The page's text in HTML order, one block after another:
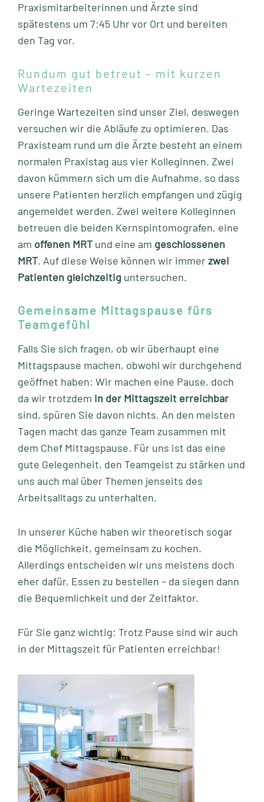
Praxismitarbeiterinnen und Ärzte sind
spätestens um 7:45 Uhr vor Ort und bereiten
den Tag vor.
Rundum gut betreut – mit kurzen
Wartezeiten
Geringe Wartezeiten sind unser Ziel, deswegen
versuchen wir die Abläufe zu optimieren. Das
Praxisteam rund um die Ärzte besteht an einem
normalen Praxistag aus vier Kolleginnen. Zwei
davon kümmern sich um die Aufnahme, so dass
unsere Patienten herzlich empfangen und zügig
angemeldet werden. Zwei weitere Kolleginnen
betreuen die beiden Kernspintomografen, eine
am offenen MRTund eine am geschlossenen
MRT. Auf diese Weise können wir immerzwei
Patienten gleichzeitig untersuchen.
Gemeinsame Mittagspause fürs
Teamgefühl
Falls Sie sich fragen, ob wir überhaupt eine
Mittagspause machen, obwohl wir durchgehend
geöffnet haben: Wir machen eine Pause, doch
da wir trotzdem in der Mittagszeit erreichbar
sind, spüren Sie davon nichts. An den meisten
Tagen macht das ganze Team zusammen mit
dem Chef Mittagspause. Für uns ist das eine
gute Gelegenheit, den Teamgeist zu stärken und
uns auch mal über Themen jenseits des
Arbeitsalltags zu unterhalten.
In unserer Küche haben wir theoretisch sogar
die Möglichkeit, gemeinsam zu kochen.
Allerdings entscheiden wir uns meistens doch
eher dafür, Essen zu bestellen – da siegen dann
die Bequemlichkeit und der Zeitfaktor.
Für Sie ganz wichtig: Trotz Pause sind wir auch
in der Mittagszeit für Patienten erreichbar!